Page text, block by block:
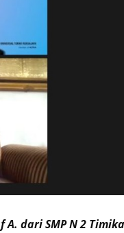
A. dari SMP N 2 Timika